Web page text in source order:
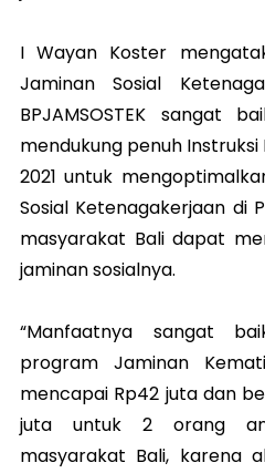
I Wayan Koster
Jaminan Sosial
BPJAMSOSTEK sangat
mendukung penuh
2021 untuk
Sosial Ketenagakerjaan di
masyarakat Bali dapat
jaminan sosialnya.
“Manfaatnya sangat
program Jaminan
mencapai Rp42 juta dan
juta untuk 2 orang
masyarakat Bali, karena